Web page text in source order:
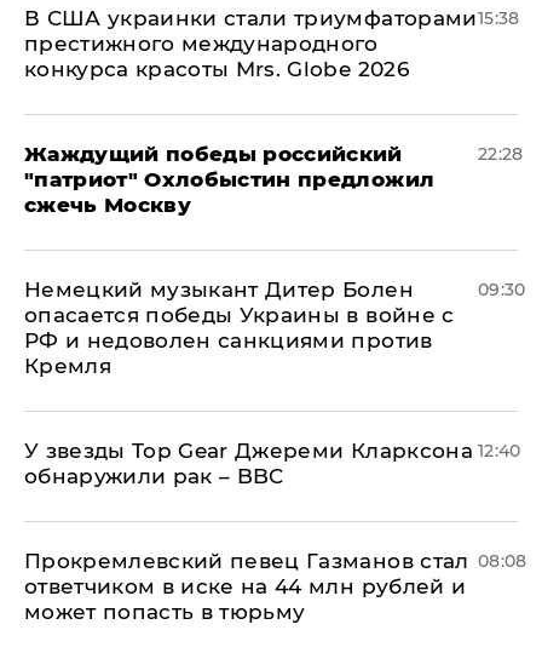
В США украинки стали триумфаторами
престижного международного
конкурса красоты Mrs. Globe 2026
15:38
Жаждущий победы российский
"патриот" Охлобыстин предложил
сжечь Москву
22:28
Немецкий музыкант Дитер Болен
опасается победы Украины в войне с
РФ и недоволен санкциями против
Кремля
09:30
У звезды Top Gear Джереми Кларксона
обнаружили рак – BBC
12:40
Прокремлевский певец Газманов стал
ответчиком в иске на 44 млн рублей и
может попасть в тюрьму
08:08